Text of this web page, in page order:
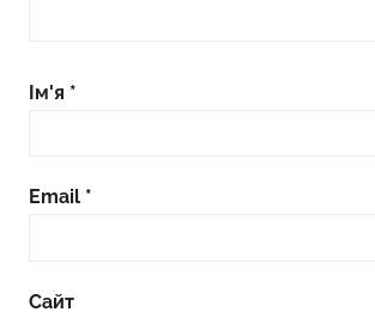
Ім'я *
Email *
Сайт